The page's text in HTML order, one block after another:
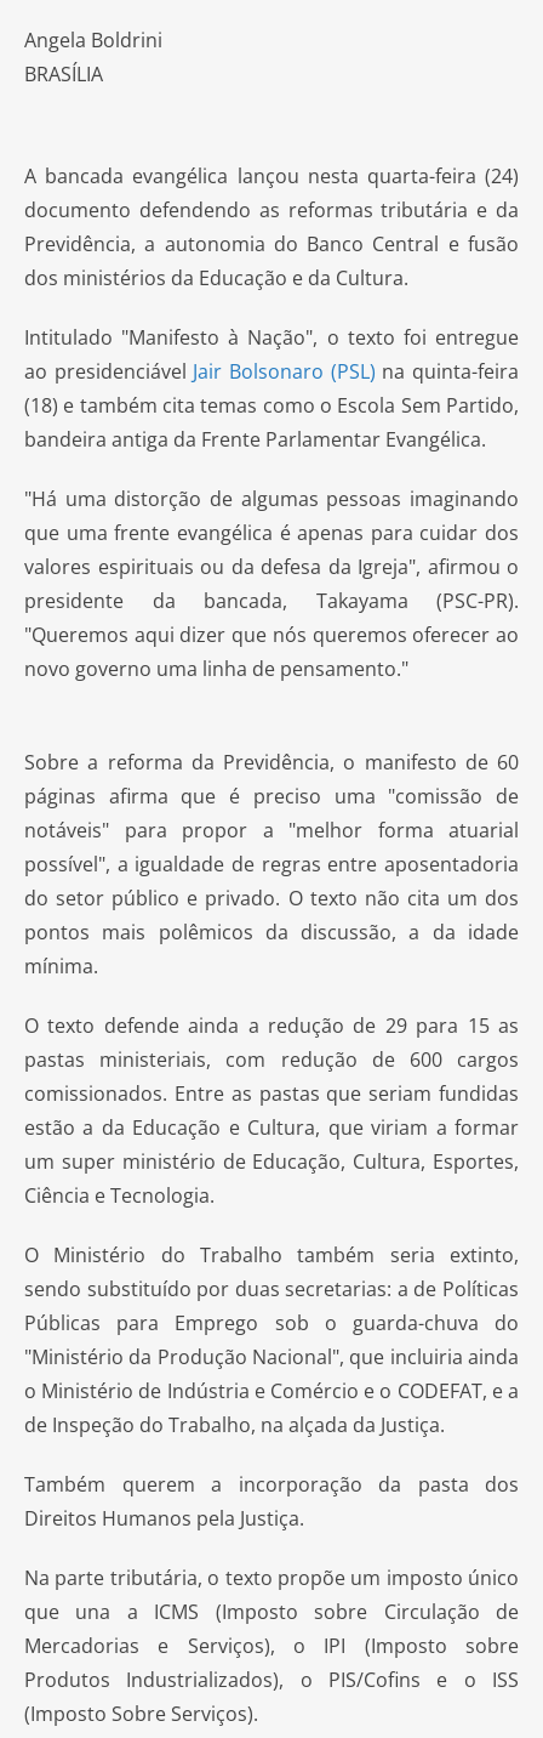
Angela Boldrini
BRASÍLIA
A bancada evangélica lançou nesta quarta-feira (24)
documento defendendo as reformas tributária e da
Previdência, a autonomia do Banco Central e fusão
dos ministérios da Educação e da Cultura.
Intitulado "Manifesto à Nação", o texto foi entregue
ao presidenciável Jair Bolsonaro (PSL) na quinta-feira
(18) e também cita temas como o Escola Sem Partido,
bandeira antiga da Frente Parlamentar Evangélica.
"Há uma distorção de algumas pessoas imaginando
que uma frente evangélica é apenas para cuidar dos
valores espirituais ou da defesa da Igreja", afirmou o
presidente da bancada, Takayama (PSC-PR).
"Queremos aqui dizer que nós queremos oferecer ao
novo governo uma linha de pensamento."
Sobre a reforma da Previdência, o manifesto de 60
páginas afirma que é preciso uma "comissão de
notáveis" para propor a "melhor forma atuarial
possível", a igualdade de regras entre aposentadoria
do setor público e privado. O texto não cita um dos
pontos mais polêmicos da discussão, a da idade
mínima.
O texto defende ainda a redução de 29 para 15 as
pastas ministeriais, com redução de 600 cargos
comissionados. Entre as pastas que seriam fundidas
estão a da Educação e Cultura, que viriam a formar
um super ministério de Educação, Cultura, Esportes,
Ciência e Tecnologia.
O Ministério do Trabalho também seria extinto,
sendo substituído por duas secretarias: a de Políticas
Públicas para Emprego sob o guarda-chuva do
"Ministério da Produção Nacional", que incluiria ainda
o Ministério de Indústria e Comércio e o CODEFAT, e a
de Inspeção do Trabalho, na alçada da Justiça.
Também querem a incorporação da pasta dos
Direitos Humanos pela Justiça.
Na parte tributária, o texto propõe um imposto único
que una a ICMS (Imposto sobre Circulação de
Mercadorias e Serviços), o IPI (Imposto sobre
Produtos Industrializados), o PIS/Cofins e o ISS
(Imposto Sobre Serviços).